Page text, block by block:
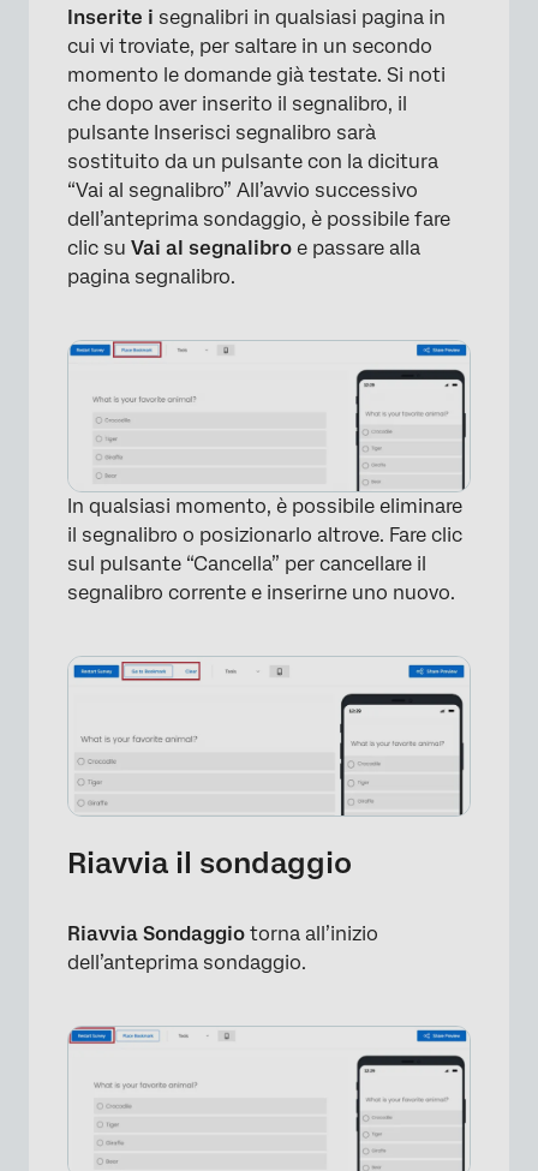
Inserite i segnalibri in qualsiasi pagina in
cui vi troviate, per saltare in un secondo
momento le domande già testate. Si noti
che dopo aver inserito il segnalibro, il
pulsante Inserisci segnalibro sarà
sostituito da un pulsante con la dicitura
“Vai al segnalibro” All’avvio successivo
dell’anteprima sondaggio, è possibile fare
clic su Vai al segnalibro e passare alla
pagina segnalibro.
In qualsiasi momento, è possibile eliminare
il segnalibro o posizionarlo altrove. Fare clic
sul pulsante “Cancella” per cancellare il
segnalibro corrente e inserirne uno nuovo.
Riavvia il sondaggio
Riavvia Sondaggio torna all’inizio
dell’anteprima sondaggio.